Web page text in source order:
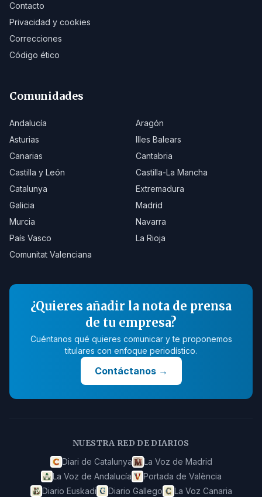
Contacto
Privacidad y cookies
Correcciones
Código ético
Comunidades
Andalucía
Aragón
Asturias
Illes Balears
Canarias
Cantabria
Castilla y León
Castilla-La Mancha
Catalunya
Extremadura
Galicia
Madrid
Murcia
Navarra
País Vasco
La Rioja
Comunitat Valenciana
¿Quieres añadir la nota de prensa
de tu empresa?
Cuéntanos qué quieres comunicar y te proponemos
titulares con enfoque periodístico.
Contáctanos→
NUESTRA RED DE DIARIOS
Diari de Catalunya
La Voz de Madrid
La Voz de Andalucía
Portada de València
Diario Euskadi
Diario Gallego La Voz Canaria